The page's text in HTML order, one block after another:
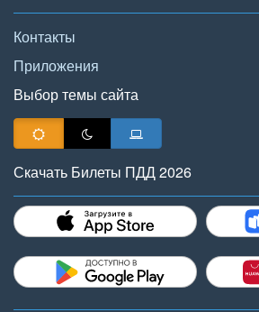
Контакты
Приложения
Выбор темы сайта
Скачать Билеты ПДД 2026